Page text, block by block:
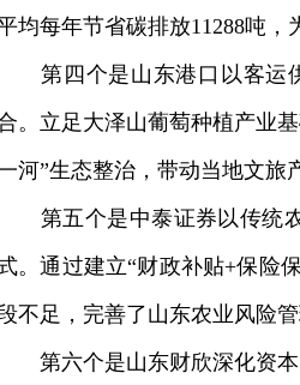
均每年节省碳排放11288吨，
第四个是山东港口以客运供
。立足大泽山葡萄种植产业
河”生态整治，带动当地文旅
第五个是中泰证券以传统农
。通过建立“财政补贴+保险
不足，完善了山东农业风险管
第六个是山东财欣深化资本